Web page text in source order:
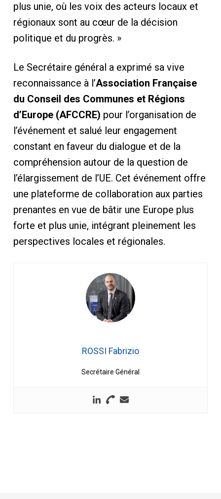
plus unie, où les voix des acteurs locaux et
régionaux sont au cœur de la décision
politique et du progrès. »
Le Secrétaire général a exprimé sa vive
reconnaissance à l’Association Française
du Conseil des Communes et Régions
d’Europe (AFCCRE) pour l’organisation de
l’événement et salué leur engagement
constant en faveur du dialogue et de la
compréhension autour de la question de
l’élargissement de l’UE. Cet événement offre
une plateforme de collaboration aux parties
prenantes en vue de bâtir une Europe plus
forte et plus unie, intégrant pleinement les
perspectives locales et régionales.
ROSSI Fabrizio
Secrétaire Général